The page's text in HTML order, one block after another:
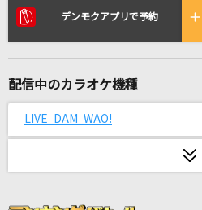
リアルタイムで歌われ
君じゃなきゃダメみたい
青い春と西の空
デンモクアプリで予約
配信中のカラオケ機種
LIVE DAM WAO!